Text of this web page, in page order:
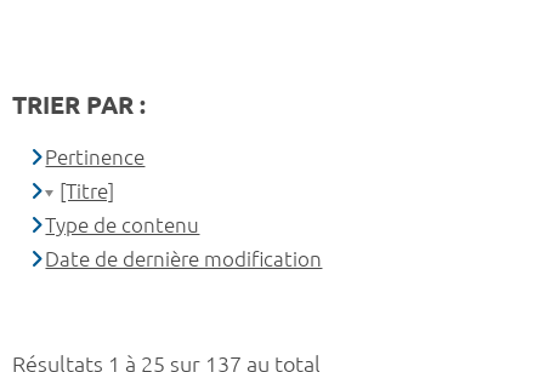
Résultats 1 à 25 sur 137 au total
TRIER PAR :
Pertinence
[Titre]
Type de contenu
Date de dernière modification